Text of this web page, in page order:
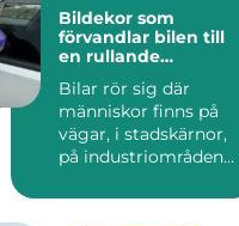
Bildekor som
förvandlar bilen till
en rullande
Bilar rör sig där
människor finns på
vägar, i stadskärnor,
på industriområden
N...